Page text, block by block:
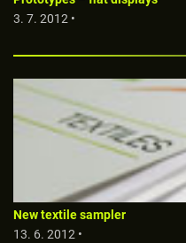
3. 7. 2012 •
New textile sampler
13. 6. 2012 •